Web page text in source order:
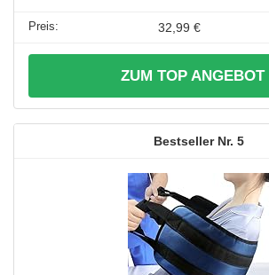
32,99 €
ZUM TOP ANGEBOT
5